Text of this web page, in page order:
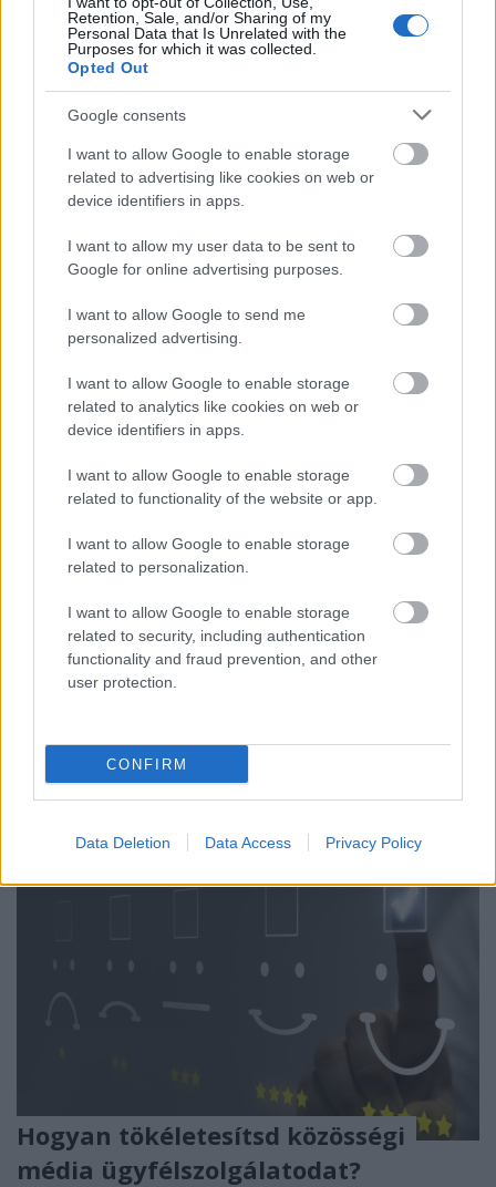
Retention, Sale, and/or Sharing of my
Personal Data that Is Unrelated with the
Purposes for which it was collected.
Opted Out
Google consents
I want to allow Google to enable storage
related to advertising like cookies on web or
device identifiers in apps.
I want to allow my user data to be sent to
Google for online advertising purposes.
I want to allow Google to send me
personalized advertising.
I want to allow Google to enable storage
related to analytics like cookies on web or
device identifiers in apps.
I want to allow Google to enable storage
related to functionality of the website or app.
I want to allow Google to enable storage
related to personalization.
I want to allow Google to enable storage
related to security, including authentication
functionality and fraud prevention, and other
user protection.
CONFIRM
Data Deletion Data Access Privacy Policy
interakciókat és az éjjel-nappali elérhetőséget. Ha Te
is szeretnéd ezt megadni közönségednek, ismerd
meg a…
csináld!
Használd ki Te is a mesterséges intelligencia
nyújtotta lehetőségeket és automatizált a
kommunikációt weboldaladon vagy közösségi
felületeiden! A chatbot segítségével felgyorsíthatod
az online ügyfélszolgálatot és időt szabadíthatsz fel
Hogyan tökéletesítsd közösségi
média ügyfélszolgálatodat?